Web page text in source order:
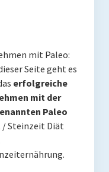
mit Paleo:
Seite geht es
erfolgreiche
mit der
Paleo
/ Steinzeit Diät